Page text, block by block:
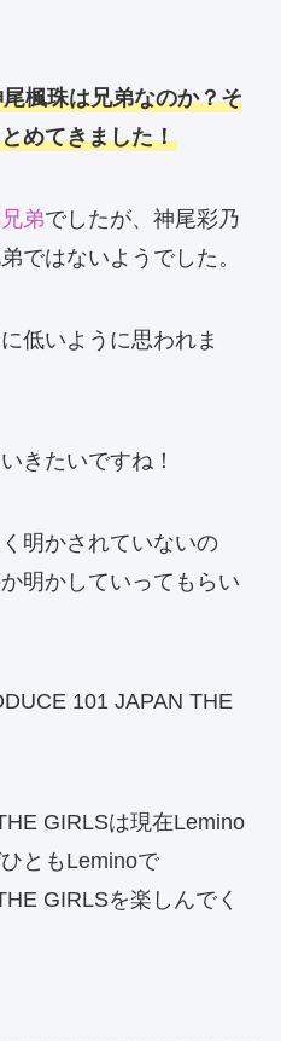
楓珠は兄弟なのか？そ
めてきました！
弟でしたが、神尾彩乃
ではないようでした。
低いように思われま
きたいですね！
明かされていないの
明かしていってもらい
101 JAPAN THE
GIRLSは現在Lemino
ともLeminoで
GIRLSを楽しんでく